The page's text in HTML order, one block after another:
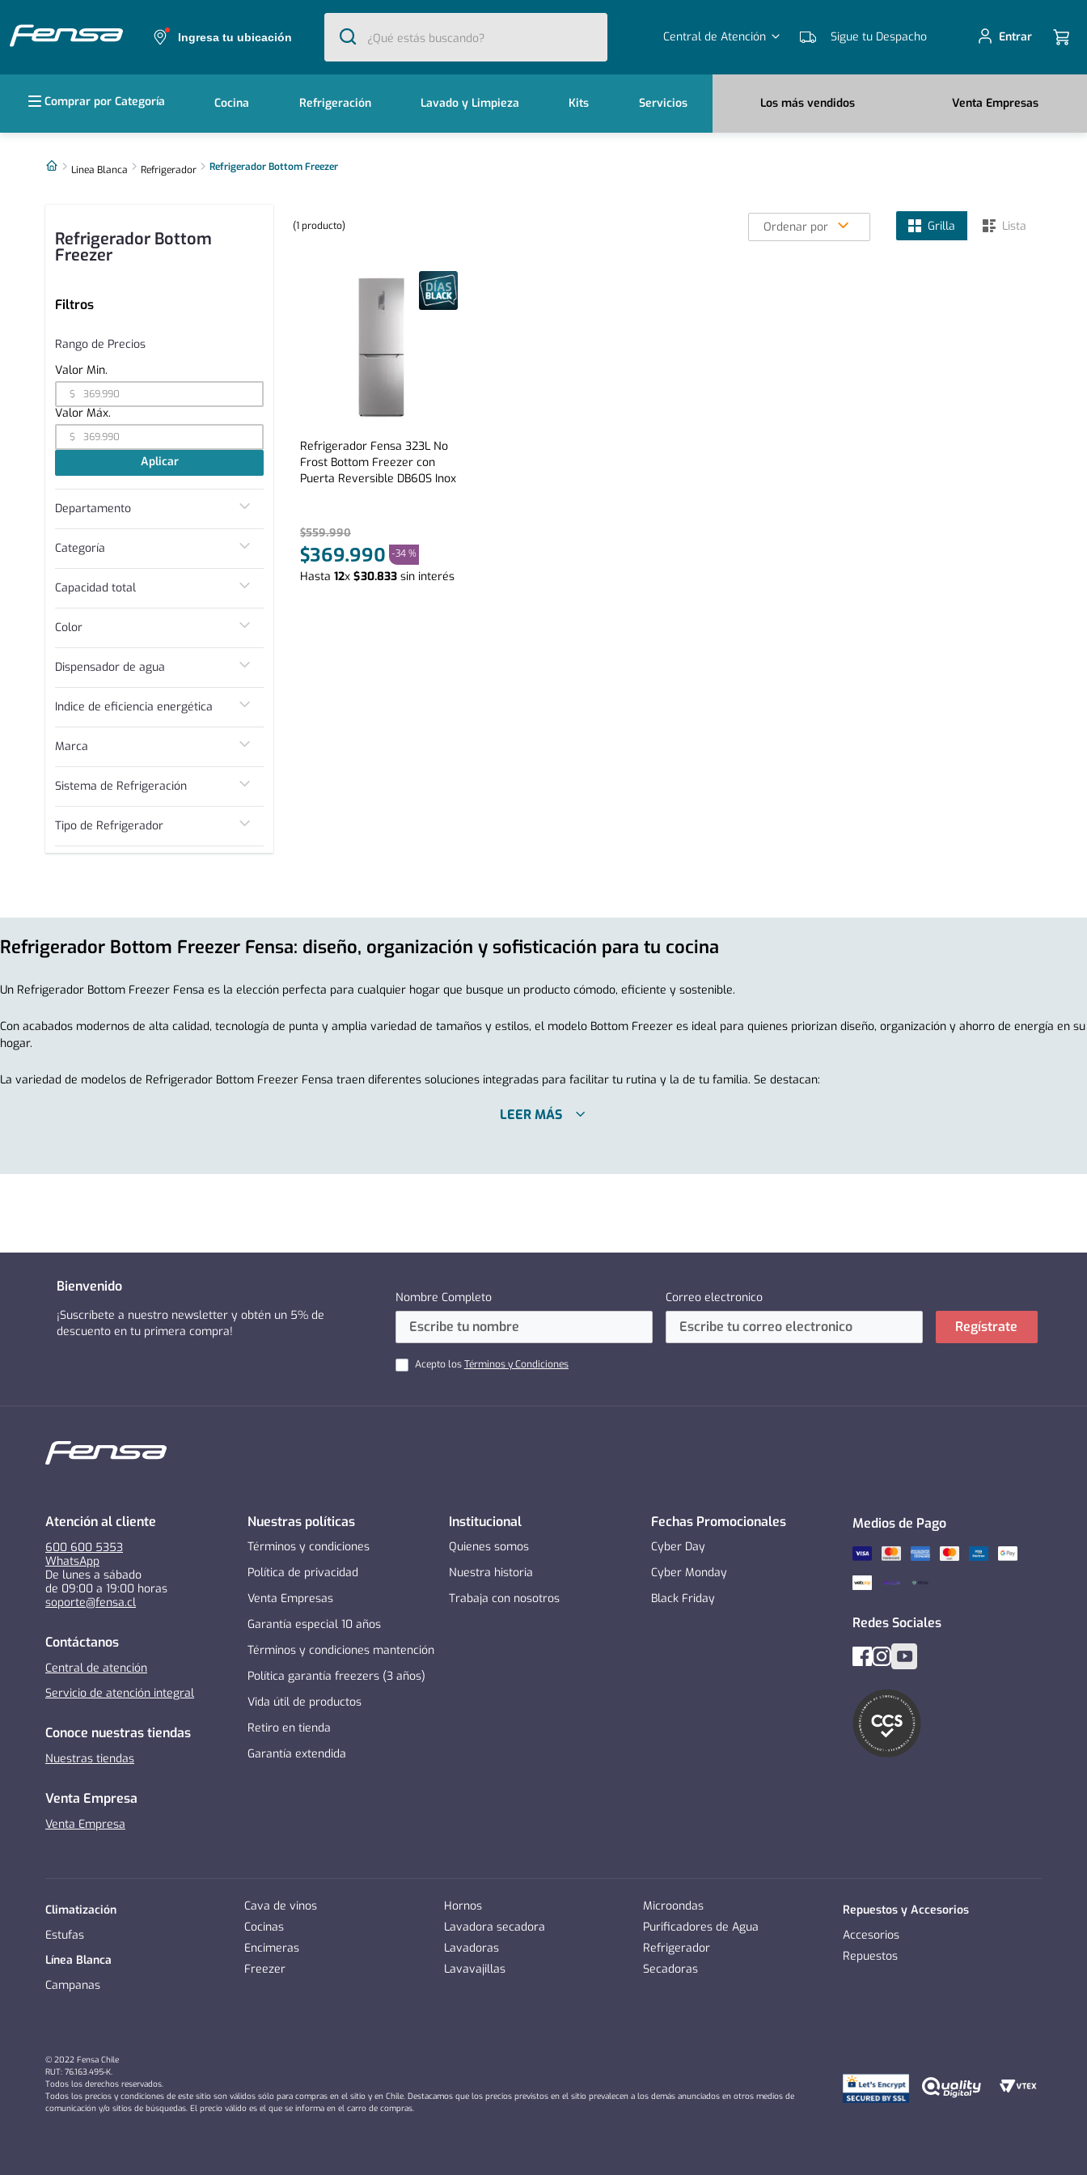
Ingresa tu ubicación
¿Qué estás buscando?
1. cocina 5 platos
refrigerador no frost
Central de Atención Sigue tu Despacho Entrar
Comprar por Categoría Cocina Refrigeración Lavado y Limpieza Kits Servicios Los más vendidos Venta Empresas
Linea Blanca Refrigerador Refrigerador Bottom Freezer
Refrigerador Bottom
Freezer
Filtros
Departamento
Categoría
Capacidad total
Color
Dispensador de agua
Indice de eficiencia energética
Marca
Sistema de Refrigeración
Tipo de Refrigerador
Bottom Freezer
Rango de Precios
$
$
Aplicar
1producto Ordenar por Grilla Lista
Refrigerador Fensa 323L No
Frost Bottom Freezer con
Puerta Reversible DB60S Inox
$559.990
$369.990 -34 %
Hasta 12x $30.833 sin interés
Refrigerador Bottom Freezer Fensa: diseño, organización y sofisticación para tu cocina
Un Refrigerador Bottom Freezer Fensa es la elección perfecta para cualquier hogar que busque un producto cómodo, eficiente y sostenible.
Con acabados modernos de alta calidad, tecnología de punta y amplia variedad de tamaños y estilos, el modelo Bottom Freezer es ideal para quienes priorizan diseño, organización y ahorro de energía en su
hogar.
La variedad de modelos de Refrigerador Bottom Freezer Fensa traen diferentes soluciones integradas para facilitar tu rutina y la de tu familia. Se destacan:
LEER MÁS
Bienvenido
¡Suscríbete a nuestro newsletter y obtén un 5% de
descuento en tu primera compra!
Nombre Completo Correo electronico
Acepto losTérminos y Condiciones
Regístrate
Atención al cliente
600 600 5353
WhatsApp
De lunes a sábado
de 09:00 a 19:00 horas
soporte@fensa.cl
Contáctanos
Central de atención
Servicio de atención integral
Conoce nuestras tiendas
Nuestras tiendas
Venta Empresa
Venta Empresa
Nuestras políticas
Términos y condiciones
Política de privacidad
Venta Empresas
Garantía especial 10 años
Términos y condiciones mantención
Política garantía freezers (3 años)
Vida útil de productos
Retiro en tienda
Garantía extendida
Institucional
Quienes somos
Nuestra historia
Trabaja con nosotros
Fechas Promocionales
Cyber Day
Cyber Monday
Black Friday
Medios de Pago
Redes Sociales
Climatización
Estufas
Línea Blanca
Campanas
Cava de vinos
Cocinas
Encimeras
Freezer
Hornos
Lavadora secadora
Lavadoras
Lavavajillas
Microondas
Purificadores de Agua
Refrigerador
Secadoras
Repuestos y Accesorios
Accesorios
Repuestos
© 2022 Fensa Chile
RUT: 76.163.495-K.
Todos los derechos reservados.
Todos los precios y condiciones de este sitio son válidos sólo para compras en el sitio y en Chile. Destacamos que los precios previstos en el sitio prevalecen a los demás anunciados en otros medios de
comunicación y/o sitios de búsquedas. El precio válido es el que se informa en el carro de compras.